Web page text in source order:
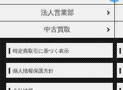
法人営業部
中古買取
特定商取引に基づく表示
個人情報保護方針